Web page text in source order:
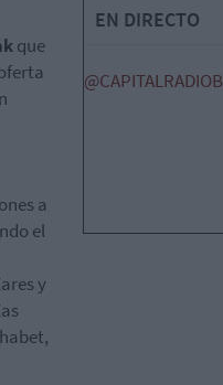
que
a
el
y
EN DIRECTO
@CAPITALRADIOB